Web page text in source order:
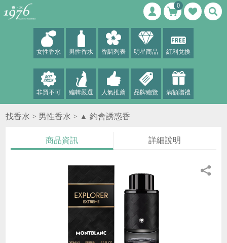
0
女性香水 男性香水 香調列表 明星商品 紅利兌換
非買不可 編輯嚴選 人氣推薦 品牌總覽 滿額贈禮
找香水 > 男性香水 > ▲ 約會誘惑香
商品資訊 詳細說明